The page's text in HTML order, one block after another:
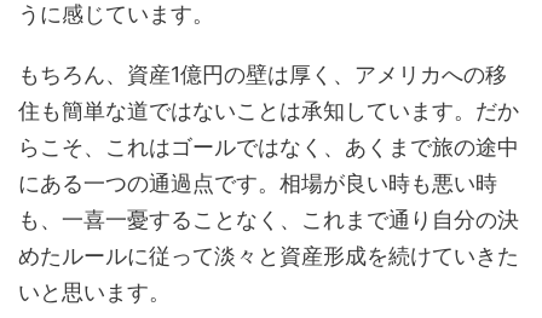
うに感じています。
もちろん、資産1億円の壁は厚く、アメリカへの移
住も簡単な道ではないことは承知しています。だか
らこそ、これはゴールではなく、あくまで旅の途中
にある一つの通過点です。相場が良い時も悪い時
も、一喜一憂することなく、これまで通り自分の決
めたルールに従って淡々と資産形成を続けていきた
いと思います。